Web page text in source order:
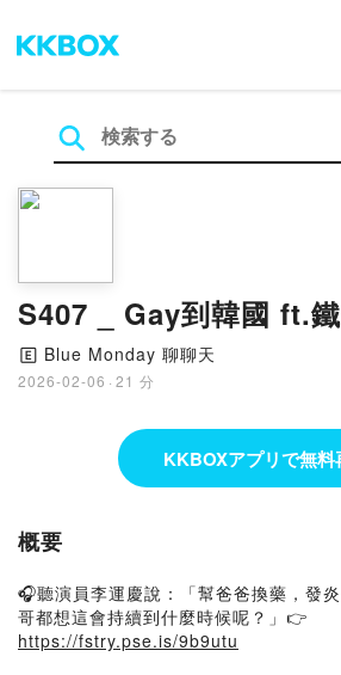
S407 _ Gay到韓國 ft.
🄴 Blue Monday 聊聊天
2026-02-06 · 21 分
KKBOXアプリで無料
概要
🎧聽演員李運慶說：「幫爸爸換藥，發
哥都想這會持續到什麼時候呢？」👉
https://fstry.pse.is/9b9utu